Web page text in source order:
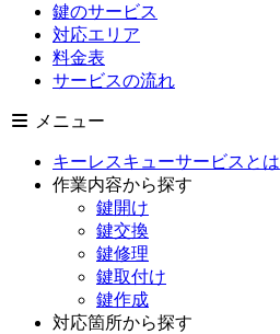
鍵のサービス
対応エリア
料金表
サービスの流れ
メニュー
キーレスキューサービスとは
作業内容から探す
鍵開け
鍵交換
鍵修理
鍵取付け
鍵作成
対応箇所から探す